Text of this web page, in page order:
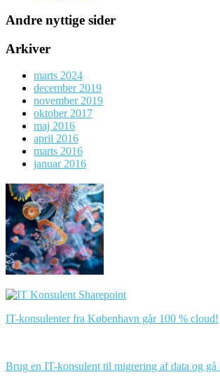
Andre nyttige sider
Arkiver
marts 2024
december 2019
november 2019
oktober 2017
maj 2016
april 2016
marts 2016
januar 2016
IT-konsulenter fra København går 100 % cloud!
Brug en IT-konsulent til migrering af data og gå